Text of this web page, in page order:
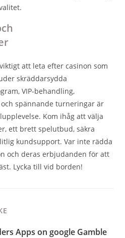
att leta efter casinon som
skräddarsydda
VIP-behandling,
spännande turneringar är
Kom ihåg att välja
ett brett spelutbud, säkra
kundsupport. Var inte rädda
och deras erbjudanden för att
Lycka till vid borden!
Apps on google Gamble